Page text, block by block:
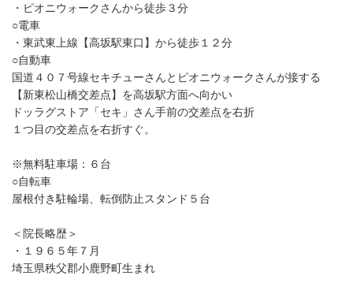
・ピオニウォークさんから徒歩３分
○電車
・東武東上線【高坂駅東口】から徒歩１２分
○自動車
国道４０７号線セキチューさんとピオニウォークさんが接する
【新東松山橋交差点】を高坂駅方面へ向かい
ドッラグストア「セキ」さん手前の交差点を右折
１つ目の交差点を右折すぐ。
※無料駐車場：６台
○自転車
屋根付き駐輪場、転倒防止スタンド５台
＜院長略歴＞
・１９６５年７月
埼玉県秩父郡小鹿野町生まれ